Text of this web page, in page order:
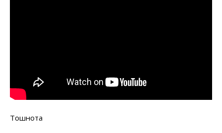
Тошнота